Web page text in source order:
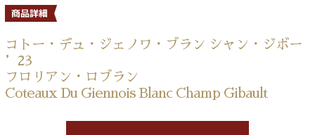
コトー・デュ・ジェノワ・ブラン シャン・ジボー
’23
フロリアン・ロブラン
Coteaux Du Giennois Blanc Champ Gibault